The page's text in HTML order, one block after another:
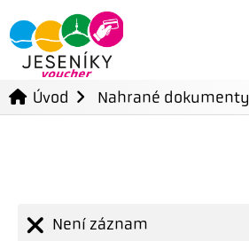
Úvod Nahrané dokumenty
Není záznam